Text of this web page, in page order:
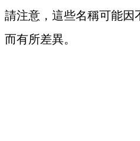
請注意，這些名稱可能因
而有所差異。